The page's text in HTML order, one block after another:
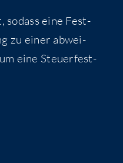
sodass eine Fest­
zu einer abwei­
eine Steu­er­fest­